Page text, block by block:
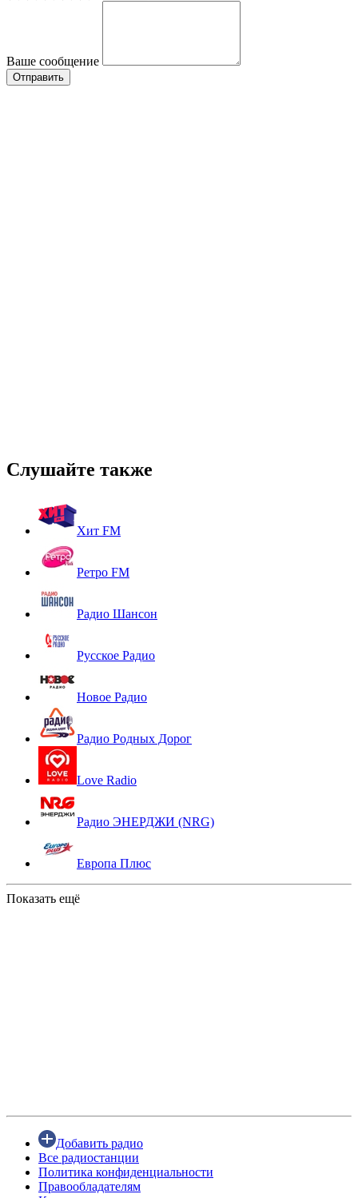
Ваше сообщение
Слушайте также
Хит FM
Ретро FM
Радио Шансон
Русское Радио
Новое Радио
Радио Родных Дорог
Love Radio
Радио ЭНЕРДЖИ (NRG)
Европа Плюс
Показать ещё
Добавить радио
Все радиостанции
Политика конфиденциальности
Правообладателям